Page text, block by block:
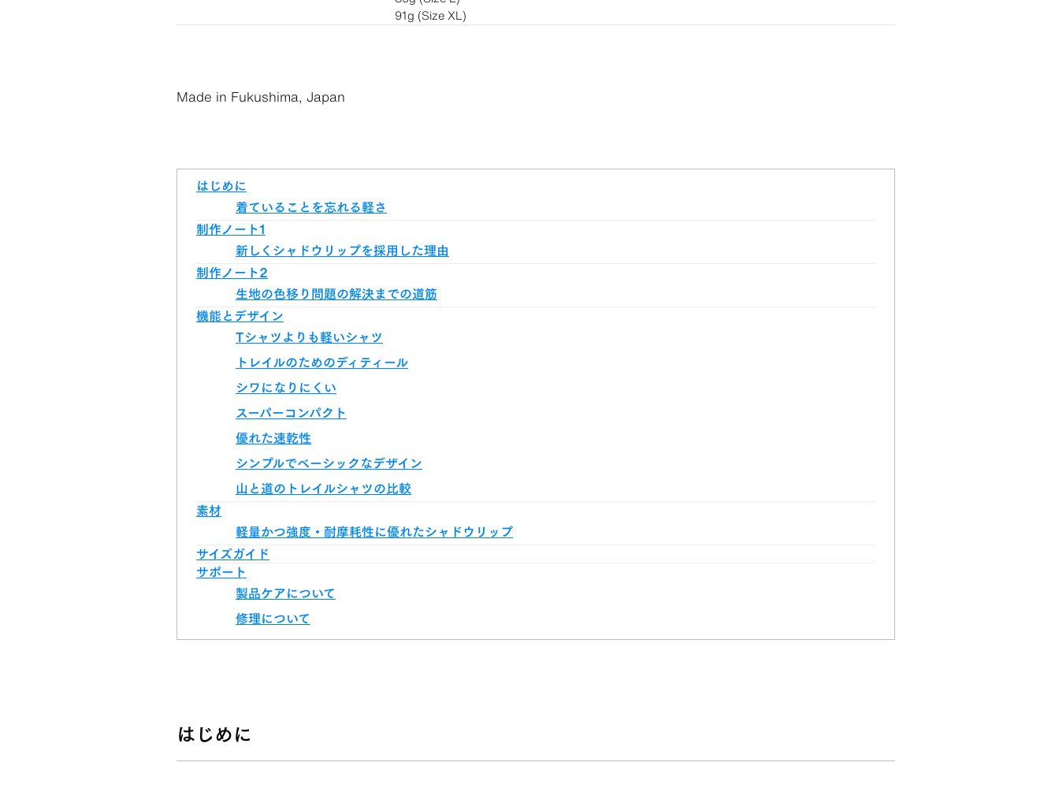
91g (Size XL)
Made in Fukushima, Japan
はじめに
着ていることを忘れる軽さ
制作ノート1
新しくシャドウリップを採用した理由
制作ノート2
生地の色移り問題の解決までの道筋
機能とデザイン
Tシャツよりも軽いシャツ
トレイルのためのディティール
シワになりにくい
スーパーコンパクト
優れた速乾性
シンプルでベーシックなデザイン
山と道のトレイルシャツの比較
素材
軽量かつ強度・耐摩耗性に優れたシャドウリップ
サイズガイド
サポート
製品ケアについて
修理について
はじめに